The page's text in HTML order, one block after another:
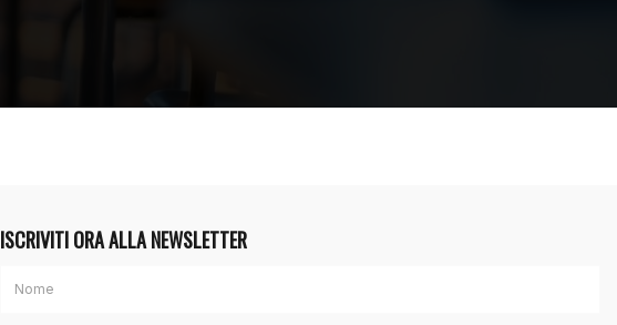
ISCRIVITI ORA ALLA NEWSLETTER